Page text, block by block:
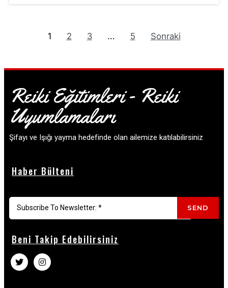
1 2 3 … 5 Sonraki
Reiki Eğitimleri - Reiki
Uyumlamaları
Şifayı ve Işığı yayma hedefinde olan ailemize katılabilirsiniz
Haber Bülteni
SEND
Beni Takip Edebilirsiniz